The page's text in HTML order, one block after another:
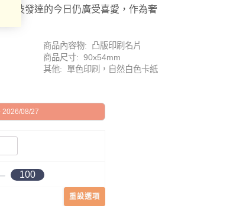
科技發達的今日仍廣受喜愛，作為奢
商品內容物: 凸版印刷名片
商品尺寸: 90x54mm
其他: 單色印刷，自然白色卡紙
2026/08/27
100
重設選項